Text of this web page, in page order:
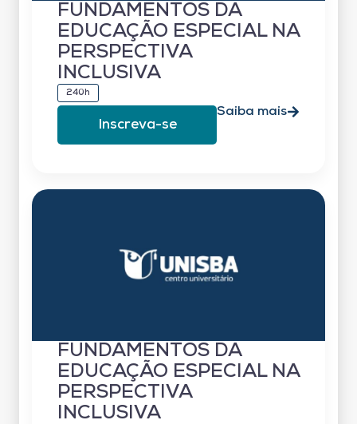
FUNDAMENTOS DA
EDUCAÇÃO ESPECIAL NA
PERSPECTIVA
INCLUSIVA
240h
Inscreva-se
Saiba mais
FUNDAMENTOS DA
EDUCAÇÃO ESPECIAL NA
PERSPECTIVA
INCLUSIVA